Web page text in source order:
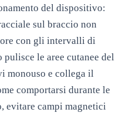
del dispositivo:
sul braccio non
con gli intervalli di
le aree cutanee del
monouso e collega il
comportarsi durante le
evitare campi magnetici